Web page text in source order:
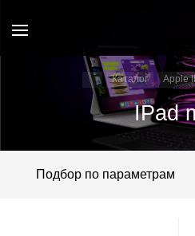
Каталог Apple
IPad
Подбор по параметрам